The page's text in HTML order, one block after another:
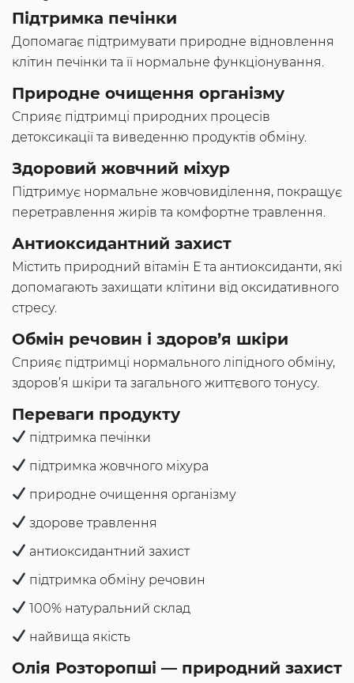
Підтримка печінки
Допомагає підтримувати природне відновлення
клітин печінки та її нормальне функціонування.
Природне очищення організму
Сприяє підтримці природних процесів
детоксикації та виведенню продуктів обміну.
Здоровий жовчний міхур
Підтримує нормальне жовчовиділення, покращує
перетравлення жирів та комфортне травлення.
Антиоксидантний захист
Містить природний вітамін Е та антиоксиданти, які
допомагають захищати клітини від оксидативного
стресу.
Обмін речовин і здоров’я шкіри
Сприяє підтримці нормального ліпідного обміну,
здоров’я шкіри та загального життєвого тонусу.
Переваги продукту
підтримка печінки
підтримка жовчного міхура
природне очищення організму
здорове травлення
антиоксидантний захист
підтримка обміну речовин
100% натуральний склад
найвища якість
Олія Розторопші — природний захист